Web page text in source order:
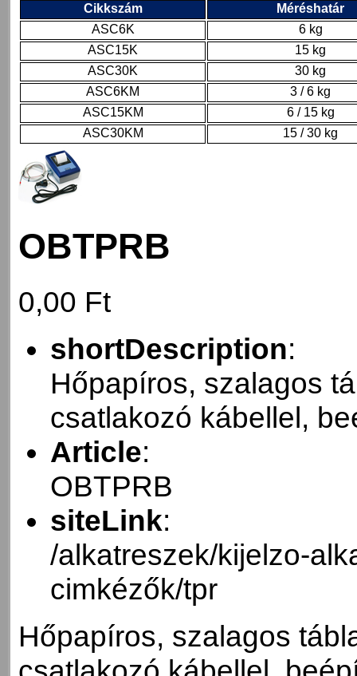
Cikkszám
Méréshatár
ASC6K
6 kg
ASC15K
15 kg
ASC30K
30 kg
ASC6KM
3 / 6 kg
ASC15KM
6 / 15 kg
ASC30KM
15 / 30 kg
OBTPRB
0,00 Ft
shortDescription:
Hőpapíros, szalagos
csatlakozó kábellel,
Article:
OBTPRB
siteLink:
/alkatreszek/kijelzo-
cimkézők/tpr
Hőpapíros, szalagos